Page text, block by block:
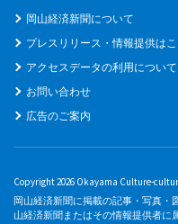
岡山経済新聞について
プレスリリース・情報提供は
アクセスデータの利用について
お問い合わせ
広告のご案内
Copyright 2026 Okayama Culture-
岡山経済新聞に掲載の記事・写真・
山経済新聞またはその情報提供者に